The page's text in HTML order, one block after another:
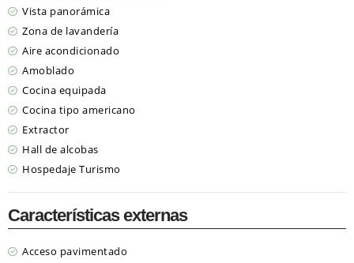
Vista panorámica
Zona de lavandería
Aire acondicionado
Amoblado
Cocina equipada
Cocina tipo americano
Extractor
Hall de alcobas
Hospedaje Turismo
Características externas
Acceso pavimentado